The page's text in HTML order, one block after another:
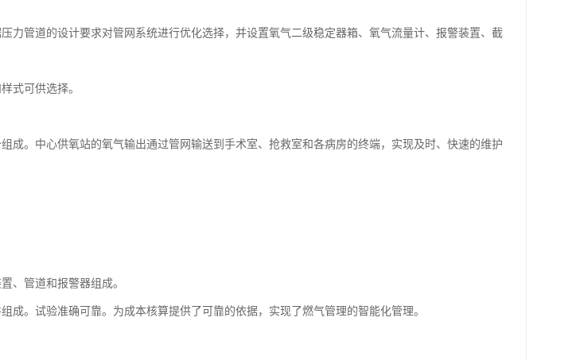
力管道的设计要求对管网系统进行优化选择，并设置氧气二级稳定器箱、氧气流量计、报警装置、截
式可供选择。
成。中心供氧站的氧气输出通过管网输送到手术室、抢救室和各病房的终端，实现及时、快速的维护
、管道和报警器组成。
成。试验准确可靠。为成本核算提供了可靠的依据，实现了燃气管理的智能化管理。